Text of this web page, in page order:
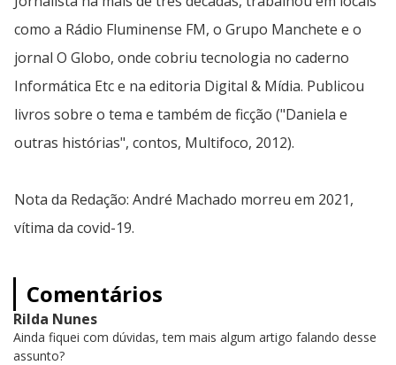
como a Rádio Fluminense FM, o Grupo Manchete e o
jornal O Globo, onde cobriu tecnologia no caderno
Informática Etc e na editoria Digital & Mídia. Publicou
livros sobre o tema e também de ficção ("Daniela e
outras histórias", contos, Multifoco, 2012).
Nota da Redação: André Machado morreu em 2021,
vítima da covid-19.
Comentários
Rilda Nunes
Ainda fiquei com dúvidas, tem mais algum artigo falando desse
assunto?